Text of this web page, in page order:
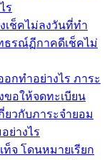
ร
เช็คไม่ลงวันที่ทำ
ธรณ์ฏีกาคดีเช็คไม่
กทำอย่างไร ภาระ
ขอให้จดทะเบียน
ยวกับภาระจำยอม
ย่างไร
จ โดนหมายเรียก